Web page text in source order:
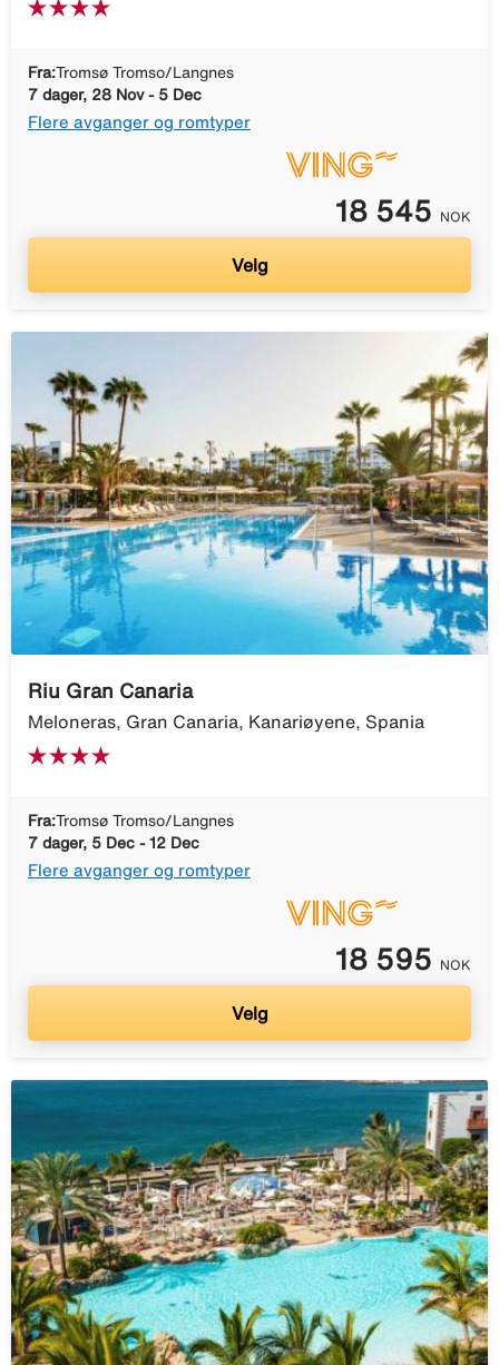
Fra:Tromsø Tromso/Langnes
7 dager, 28 Nov - 5 Dec
Flere avganger og romtyper
18 545 NOK
Velg
Riu Gran Canaria
Meloneras, Gran Canaria, Kanariøyene, Spania
Fra:Tromsø Tromso/Langnes
7 dager, 5 Dec - 12 Dec
Flere avganger og romtyper
18 595 NOK
Velg